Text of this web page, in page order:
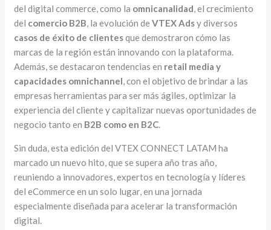
del digital commerce, como la omnicanalidad, el crecimiento
del comercio B2B, la evolución deVTEX Adsy diversos
casos de éxito de clientesque demostraron cómo las
marcas de la región están innovando con la plataforma.
Además, se destacaron tendencias en retail media y
capacidades omnichannel, con el objetivo de brindar a las
empresas herramientas para ser más ágiles, optimizar la
experiencia del cliente y capitalizar nuevas oportunidades de
negocio tanto en B2B como en B2C.
Sin duda, esta edición del VTEX CONNECT LATAM ha
marcado un nuevo hito, que se supera año tras año,
reuniendo a innovadores, expertos en tecnología y líderes
del eCommerce en un solo lugar, en una jornada
especialmente diseñada para acelerar la transformación
digital.